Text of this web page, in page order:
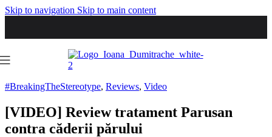
Skip to navigation Skip to main content
#BreakingTheStereotype, Reviews, Video
[VIDEO] Review tratament Parusan
contra căderii părului